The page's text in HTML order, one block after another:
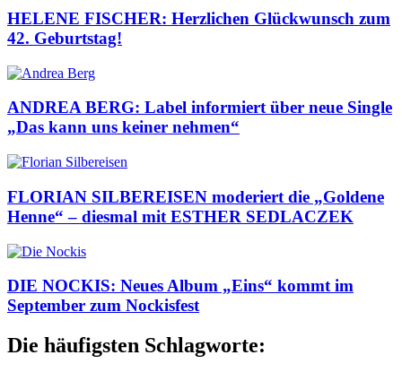
HELENE FISCHER: Herzlichen Glückwunsch zum
42. Geburtstag!
ANDREA BERG: Label informiert über neue Single
„Das kann uns keiner nehmen“
FLORIAN SILBEREISEN moderiert die „Goldene
Henne“ – diesmal mit ESTHER SEDLACZEK
DIE NOCKIS: Neues Album „Eins“ kommt im
September zum Nockisfest
Die häufigsten Schlagworte: